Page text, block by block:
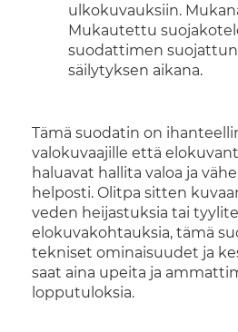
ulkokuvauksiin.
Mukautettu
suodattimen
säilytyksen aikana.
Tämä suodatin on
valokuvaajille että
haluavat hallita valoa ja
helposti. Olitpa sitten
veden heijastuksia tai
elokuvakohtauksia, tämä
tekniset ominaisuudet ja
saat aina upeita ja
lopputuloksia.